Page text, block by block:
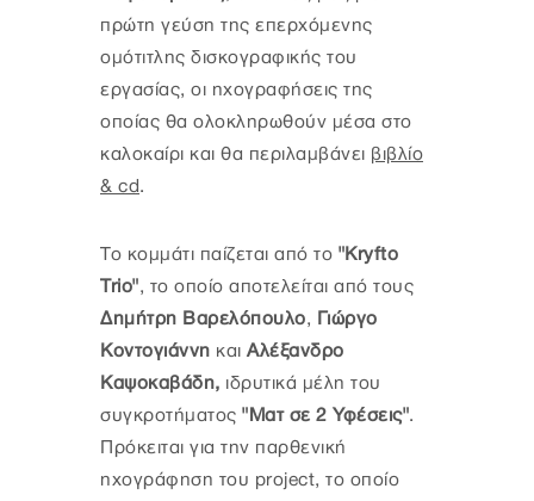
πρώτη γεύση της επερχόμενης
ομότιτλης δισκογραφικής του
εργασίας, oι ηχογραφήσεις της
οποίας θα ολοκληρωθούν μέσα στο
καλοκαίρι και θα περιλαμβάνει βιβλίο
& cd.
Το κομμάτι παίζεται από το "Kryfto
Trio", το οποίο αποτελείται από τους
Δημήτρη Βαρελόπουλο, Γιώργο
Κοντογιάννη και Αλέξανδρο
Καψοκαβάδη, ιδρυτικά μέλη του
συγκροτήματος "Ματ σε 2 Υφέσεις".
Πρόκειται για την παρθενική
ηχογράφηση του project, το οποίο